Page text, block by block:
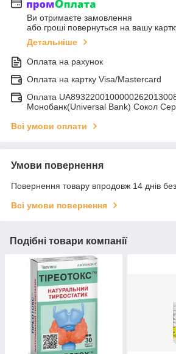
Ви отримаєте замовлення
або гроші повернуться на вашу
Детальніше
Оплата на рахунок
Оплата на картку Visa/Mastercard
Оплата
Монобанк(Universal Bank) Сокол
Всі умови оплати
Умови повернення
Повернення товару впродовж 14 днів
Всі умови повернення
Подібні товари компанії